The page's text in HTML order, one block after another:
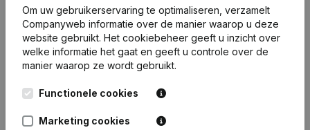
Om uw gebruikerservaring te optimaliseren, verzamelt
Companyweb informatie over de manier waarop u deze
website gebruikt. Het cookiebeheer geeft u inzicht over
welke informatie het gaat en geeft u controle over de
manier waarop ze wordt gebruikt.
Functionele cookies
Marketing cookies
Nederlands
Kantorenpark Everest
248D,
Monitoring
Internationaal zoeken
Prospecteren